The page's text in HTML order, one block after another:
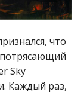
что
потрясающий
Sky
Каждый раз,